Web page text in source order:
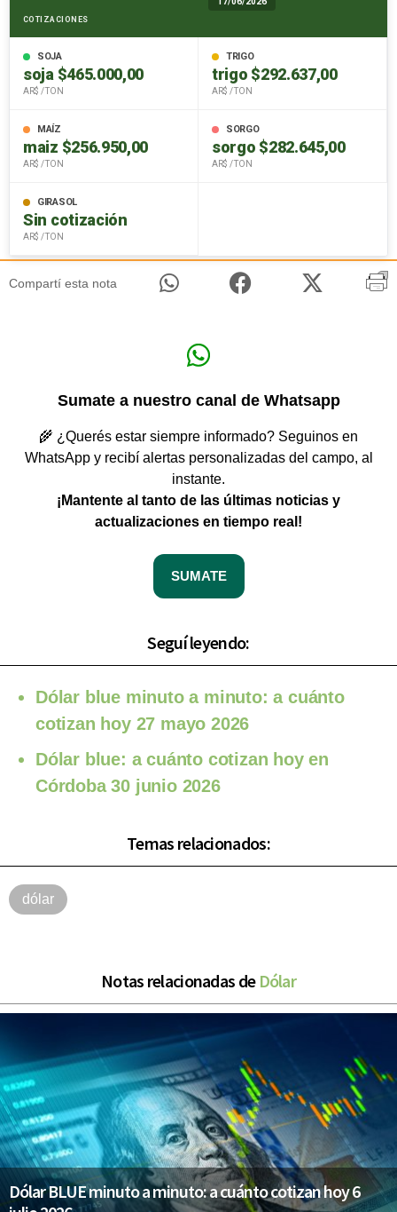
COTIZACIONES
SOJA
soja $465.000,00
AR$ / TON
TRIGO
trigo $292.637,00
AR$ / TON
MAÍZ
maiz $256.950,00
AR$ / TON
SORGO
sorgo $282.645,00
AR$ / TON
GIRASOL
Sin cotización
AR$ / TON
Compartí esta nota
Sumate a nuestro canal de Whatsapp
🌾 ¿Querés estar siempre informado? Seguinos en
WhatsApp y recibí alertas personalizadas del campo, al
instante.
¡Mantente al tanto de las últimas noticias y
actualizaciones en tiempo real!
SUMATE
Seguí leyendo:
Dólar blue minuto a minuto: a cuánto
cotizan hoy 27 mayo 2026
Dólar blue: a cuánto cotizan hoy en
Córdoba 30 junio 2026
Temas relacionados:
dólar
Notas relacionadas de Dólar
Dólar BLUE minuto a minuto: a cuánto cotizan hoy 6